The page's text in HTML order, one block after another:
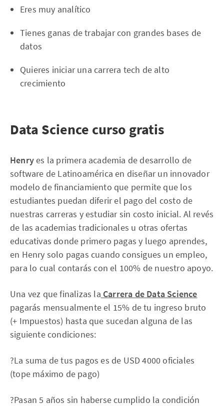
Eres muy analítico
Tienes ganas de trabajar con grandes bases de
datos
Quieres iniciar una carrera tech de alto
crecimiento
Data Science curso gratis
Henryes la primera academia de desarrollo de
software de Latinoamérica en diseñar un innovador
modelo de financiamiento que permite que los
estudiantes puedan diferir el pago del costo de
nuestras carreras y estudiar sin costo inicial. Al revés
de las academias tradicionales u otras ofertas
educativas donde primero pagas y luego aprendes,
en Henry solo pagas cuando consigues un empleo,
para lo cual contarás con el 100% de nuestro apoyo.
Una vez que finalizas la Carrera de Data Science
pagarás mensualmente el 15% de tu ingreso bruto
(+ Impuestos) hasta que sucedan alguna de las
siguiente condiciones:
?La suma de tus pagos es de USD 4000 oficiales
(tope máximo de pago)
?Pasan 5 años sin haberse cumplido la condición